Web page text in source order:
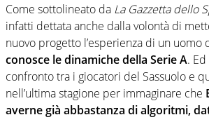
Come sottolineato da La Gazzetta dello
infatti dettata anche dalla volontà di
nuovo progetto l’esperienza di un uomo
conosce le dinamiche della Serie A.
confronto tra i giocatori del Sassuolo e
nell’ultima stagione per immaginare che
averne già abbastanza di algoritmi,